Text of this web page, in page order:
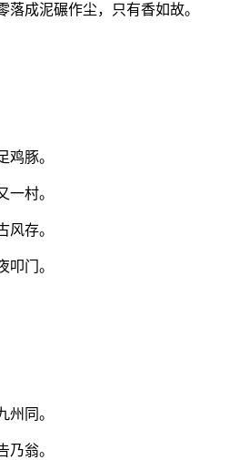
成泥碾作尘，只有香如故。
鸡豚。
一村。
风存。
叩门。
州同。
乃翁。